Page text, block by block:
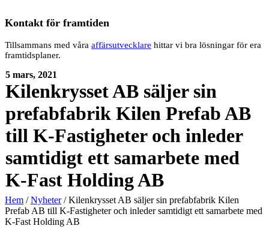
Kontakt för framtiden
Tillsammans med våra affärsutvecklare hittar vi bra lösningar för era
framtidsplaner.
5 mars, 2021
Kilenkrysset AB säljer sin
prefabfabrik Kilen Prefab AB
till K-Fastigheter och inleder
samtidigt ett samarbete med
K-Fast Holding AB
Hem /Nyheter/Kilenkrysset AB säljer sin prefabfabrik Kilen
Prefab AB till K-Fastigheter och inleder samtidigt ett samarbete med
K-Fast Holding AB